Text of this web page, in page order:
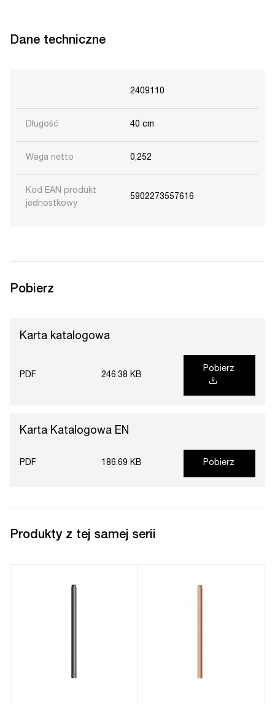
Dane techniczne
2409110
Długość 40 cm
Waga netto 0,252
Kod EAN produkt
jednostkowy
5902273557616
Pobierz
Karta katalogowa
PDF 246.38 KB
Pobierz
Karta Katalogowa EN
PDF 186.69 KB Pobierz
Produkty z tej samej serii